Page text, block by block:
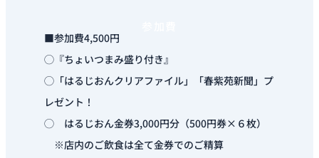
■参加費4,500円
◯『ちょいつまみ盛り付き』
◯「はるじおんクリアファイル」「春紫苑新聞」プ
レゼント！
◯ はるじおん金券3,000円分（500円券×６枚）
※店内のご飲食は全て金券でのご精算